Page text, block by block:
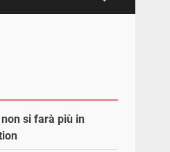
si farà più in